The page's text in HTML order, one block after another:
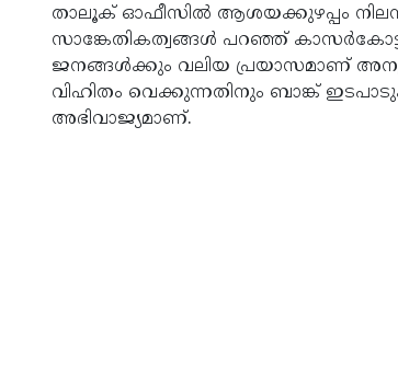
താലൂക് ഓഫീസില്‍ ആശയക്കുഴപ്പം
സാങ്കേതികത്വങ്ങള്‍ പറഞ്ഞ് കാസര്‍കോട്ട്
ജനങ്ങള്‍ക്കും വലിയ പ്രയാസമാണ്
വിഹിതം വെക്കുന്നതിനും ബാങ്ക്
അഭിവാജ്യമാണ്.